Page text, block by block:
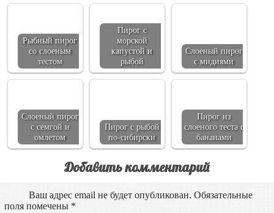
Рыбный пирог
со слоеным
тестом
Пирог с
морской
капустой и
рыбой
Слоеный пирог
с мидиями
Слоеный пирог
с семгой и
омлетом
Пирог с рыбой
по-сибирски
Пирог из
слоеного теста с
бананами
Добавить комментарий
Ваш адрес email не будет опубликован. Обязательные
поля помечены *